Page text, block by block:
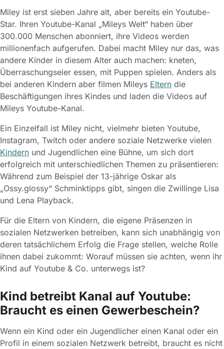
Miley ist erst sieben Jahre alt, aber bereits ein Youtube-
Star. Ihren Youtube-Kanal „Mileys Welt“ haben über
300.000 Menschen abonniert, ihre Videos werden
millionenfach aufgerufen. Dabei macht Miley nur das, was
andere Kinder in diesem Alter auch machen: kneten,
Überraschungseier essen, mit Puppen spielen. Anders als
bei anderen Kindern aber filmen Mileys Eltern die
Beschäftigungen ihres Kindes und laden die Videos auf
Mileys Youtube-Kanal.
Ein Einzelfall ist Miley nicht, vielmehr bieten Youtube,
Instagram, Twitch oder andere soziale Netzwerke vielen
Kindern und Jugendlichen eine Bühne, um sich dort
erfolgreich mit unterschiedlichen Themen zu präsentieren:
Während zum Beispiel der 13-jährige Oskar als
„Ossy.glossy“ Schminktipps gibt, singen die Zwillinge Lisa
und Lena Playback.
Für die Eltern von Kindern, die eigene Präsenzen in
sozialen Netzwerken betreiben, kann sich unabhängig von
deren tatsächlichem Erfolg die Frage stellen, welche Rolle
ihnen dabei zukommt: Worauf müssen sie achten, wenn ihr
Kind auf Youtube & Co. unterwegs ist?
Kind betreibt Kanal auf Youtube:
Braucht es einen Gewerbeschein?
Wenn ein Kind oder ein Jugendlicher einen Kanal oder ein
Profil in einem sozialen Netzwerk betreibt, braucht es nicht